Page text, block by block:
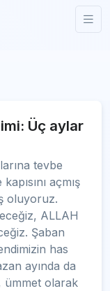
Üç aylar
tevbe
açmış
oluyoruz.
ALLAH
Şaban
has
ayında da
ümmet olarak